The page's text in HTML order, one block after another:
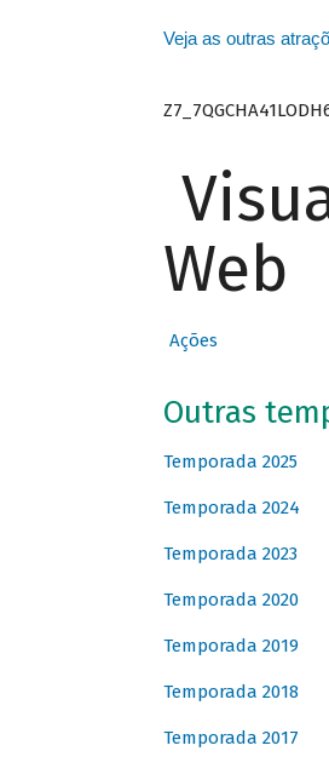
Veja as outras
Web
Ações
Outras
Temporada 2025
Temporada 2024
Temporada 2023
Temporada 2020
Temporada 2019
Temporada 2018
Temporada 2017